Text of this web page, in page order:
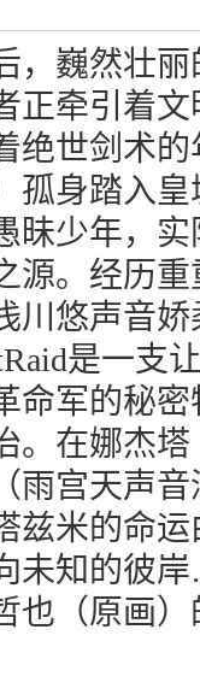
，巍然壮
正牵引着
绝世剑术
孤身踏入
昧少年，
源。经历
川悠声音
是一支
命军的秘
。在娜杰
雨宫天声
兹米的命
未知的彼
也（原画